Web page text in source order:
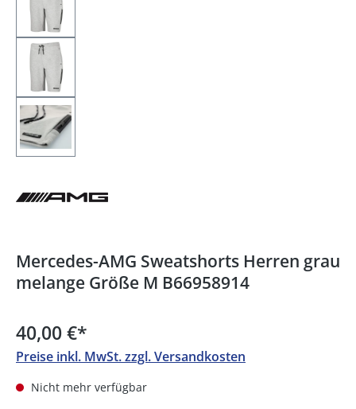
Mercedes-AMG Sweatshorts Herren grau
melange Größe M B66958914
40,00 €*
Preise inkl. MwSt. zzgl. Versandkosten
Nicht mehr verfügbar